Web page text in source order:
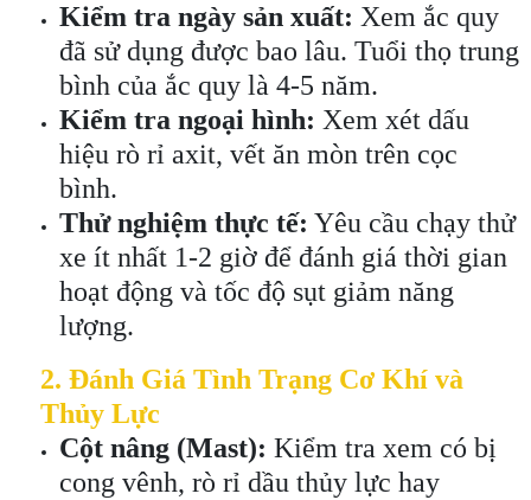
Kiểm tra ngày sản xuất: Xem ắc quy
đã sử dụng được bao lâu. Tuổi thọ trung
bình của ắc quy là 4-5 năm.
Kiểm tra ngoại hình: Xem xét dấu
hiệu rò rỉ axit, vết ăn mòn trên cọc
bình.
Thử nghiệm thực tế: Yêu cầu chạy thử
xe ít nhất 1-2 giờ để đánh giá thời gian
hoạt động và tốc độ sụt giảm năng
lượng.
2. Đánh Giá Tình Trạng Cơ Khí và
Thủy Lực
Cột nâng (Mast): Kiểm tra xem có bị
cong vênh, rò rỉ dầu thủy lực hay